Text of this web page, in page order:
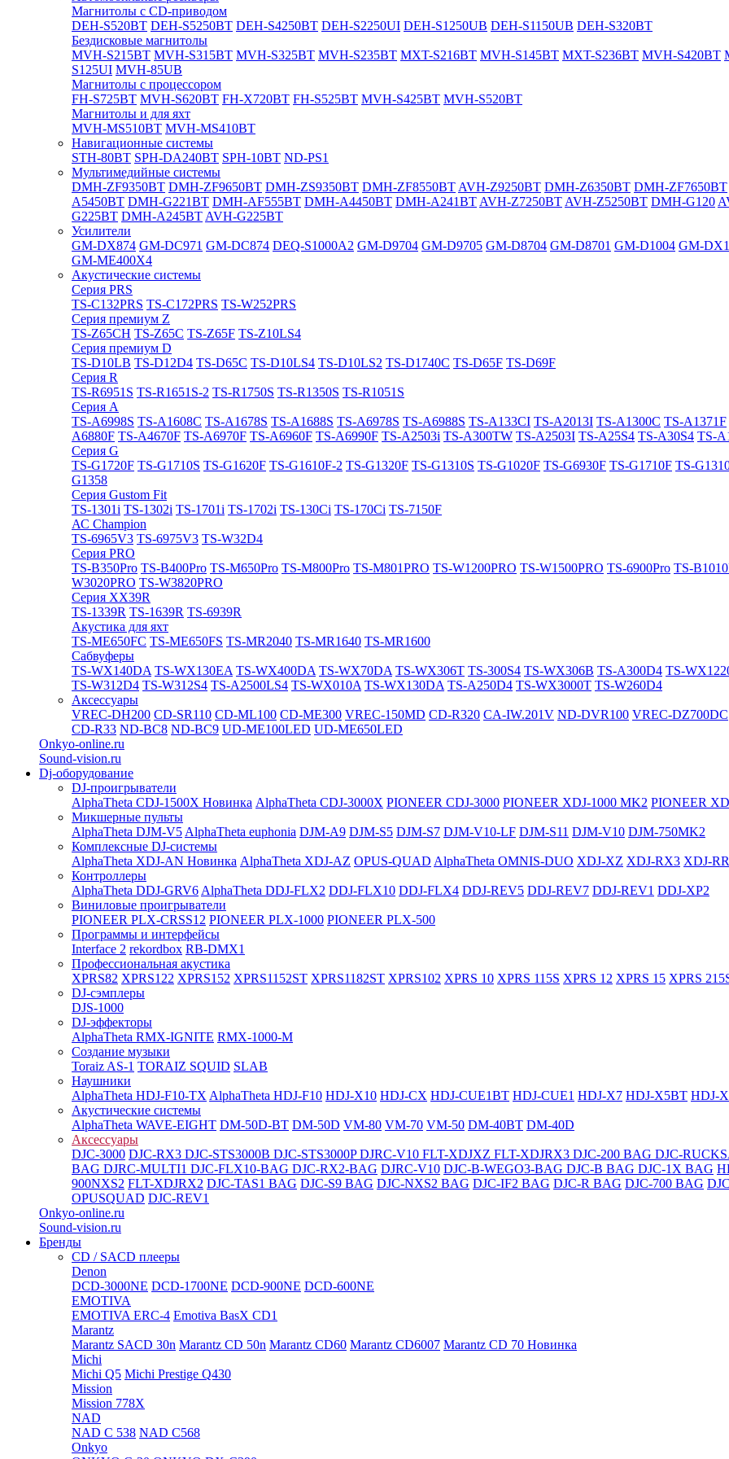
Магнитолы с CD-приводом
DEH-S520BT DEH-S5250BT DEH-S4250BT DEH-S2250UI DEH-S1250UB DEH-S1150UB DEH-S320BT
Бездисковые магнитолы
MVH-S215BT MVH-S315BT MVH-S325BT MVH-S235BT MXT-S216BT MVH-S145BT MXT-S236BT MVH-S420BT
S125UI MVH-85UB
Магнитолы с процессором
FH-S725BT MVH-S620BT FH-X720BT FH-S525BT MVH-S425BT MVH-S520BT
Магнитолы и для яхт
MVH-MS510BT MVH-MS410BT
Навигационные системы
STH-80BT SPH-DA240BT SPH-10BT ND-PS1
Мультимедийные системы
DMH-ZF9350BT DMH-ZF9650BT DMH-ZS9350BT DMH-ZF8550BT AVH-Z9250BT DMH-Z6350BT DMH-ZF7650BT
A5450BT DMH-G221BT DMH-AF555BT DMH-A4450BT DMH-A241BT AVH-Z7250BT AVH-Z5250BT DMH-G120
G225BT DMH-A245BT AVH-G225BT
Усилители
GM-DX874 GM-DC971 GM-DC874 DEQ-S1000A2 GM-D9704 GM-D9705 GM-D8704 GM-D8701 GM-D1004 GM-
GM-ME400X4
Акустические системы
Cерия PRS
TS-C132PRS TS-C172PRS TS-W252PRS
Cерия премиум Z
TS-Z65CH TS-Z65C TS-Z65F TS-Z10LS4
Cерия премиум D
TS-D10LB TS-D12D4 TS-D65C TS-D10LS4 TS-D10LS2 TS-D1740C TS-D65F TS-D69F
Cерия R
TS-R6951S TS-R1651S-2 TS-R1750S TS-R1350S TS-R1051S
Cерия A
TS-A6998S TS-A1608C TS-A1678S TS-A1688S TS-A6978S TS-A6988S TS-A133CI TS-A2013I TS-A1300C TS-A1371F
A6880F TS-A4670F TS-A6970F TS-A6960F TS-A6990F TS-A2503i TS-A300TW TS-A2503I TS-A25S4 TS-A30S4 TS-
Cерия G
TS-G1720F TS-G1710S TS-G1620F TS-G1610F-2 TS-G1320F TS-G1310S TS-G1020F TS-G6930F TS-G1710F TS-
G1358
Cерия Gustom Fit
TS-1301i TS-1302i TS-1701i TS-1702i TS-130Ci TS-170Ci TS-7150F
АС Champion
TS-6965V3 TS-6975V3 TS-W32D4
Cерия PRO
TS-B350Pro TS-B400Pro TS-M650Pro TS-M800Pro TS-M801PRO TS-W1200PRO TS-W1500PRO TS-6900Pro TS-
W3020PRO TS-W3820PRO
Cерия XX39R
TS-1339R TS-1639R TS-6939R
Акустика для яхт
TS-ME650FC TS-ME650FS TS-MR2040 TS-MR1640 TS-MR1600
Сабвуферы
TS-WX140DA TS-WX130EA TS-WX400DA TS-WX70DA TS-WX306T TS-300S4 TS-WX306B TS-A300D4 TS-
TS-W312D4 TS-W312S4 TS-A2500LS4 TS-WX010A TS-WX130DA TS-A250D4 TS-WX3000T TS-W260D4
Аксессуары
VREC-DH200 CD-SR110 CD-ML100 CD-ME300 VREC-150MD CD-R320 CA-IW.201V ND-DVR100 VREC-DZ700DC
CD-R33 ND-BC8 ND-BC9 UD-ME100LED UD-ME650LED
Onkyo-online.ru
Sound-vision.ru
Dj-оборудование
DJ-проигрыватели
AlphaTheta CDJ-1500X Новинка AlphaTheta CDJ-3000X PIONEER CDJ-3000 PIONEER XDJ-1000 MK2 PIONEER
Микшерные пульты
AlphaTheta DJM-V5 AlphaTheta euphonia DJM-A9 DJM-S5 DJM-S7 DJM-V10-LF DJM-S11 DJM-V10 DJM-750MK2
Комплексные DJ-системы
AlphaTheta XDJ-AN Новинка AlphaTheta XDJ-AZ OPUS-QUAD AlphaTheta OMNIS-DUO XDJ-XZ XDJ-RX3 XDJ-RR
Контроллеры
AlphaTheta DDJ-GRV6 AlphaTheta DDJ-FLX2 DDJ-FLX10 DDJ-FLX4 DDJ-REV5 DDJ-REV7 DDJ-REV1 DDJ-XP2
Виниловые проигрыватели
PIONEER PLX-CRSS12 PIONEER PLX-1000 PIONEER PLX-500
Программы и интерфейсы
Interface 2 rekordbox RB-DMX1
Профессиональная акустика
XPRS82 XPRS122 XPRS152 XPRS1152ST XPRS1182ST XPRS102 XPRS 10 XPRS 115S XPRS 12 XPRS 15 XPRS
DJ-сэмплеры
DJS-1000
DJ-эффекторы
AlphaTheta RMX-IGNITE RMX-1000-M
Создание музыки
Toraiz AS-1 TORAIZ SQUID SLAB
Наушники
AlphaTheta HDJ-F10-TX AlphaTheta HDJ-F10 HDJ-X10 HDJ-CX HDJ-CUE1BT HDJ-CUE1 HDJ-X7 HDJ-X5BT HDJ-
Акустические системы
AlphaTheta WAVE-EIGHT DM-50D-BT DM-50D VM-80 VM-70 VM-50 DM-40BT DM-40D
Аксессуары
DJC-3000 DJC-RX3 DJC-STS3000B DJC-STS3000PDJRC-V10 FLT-XDJXZ FLT-XDJRX3 DJC-200 BAG DJC-
BAG DJRC-MULTI1 DJC-FLX10-BAG DJC-RX2-BAG DJRC-V10 DJC-B-WEGO3-BAG DJC-B BAG DJC-1X BAG
900NXS2 FLT-XDJRX2 DJC-TAS1 BAG DJC-S9 BAG DJC-NXS2 BAG DJC-IF2 BAG DJC-R BAG DJC-700 BAG
OPUSQUAD DJC-REV1
Onkyo-online.ru
Sound-vision.ru
Бренды
CD / SACD плееры
Denon
DCD-3000NE DCD-1700NE DCD-900NE DCD-600NE
EMOTIVA
EMOTIVA ERC-4 Emotiva BasX CD1
Marantz
Marantz SACD 30n Marantz CD 50n Marantz CD60 Marantz CD6007 Marantz CD 70 Новинка
Michi
Michi Q5 Michi Prestige Q430
Mission
Mission 778X
NAD
NAD C 538 NAD C568
Onkyo